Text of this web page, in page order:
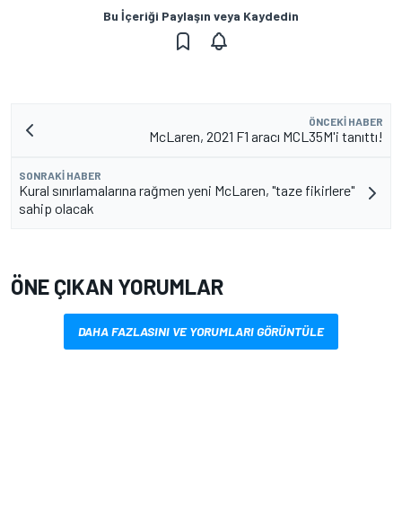
Bu İçeriği Paylaşın veya Kaydedin
ÖNCEKI HABER
McLaren, 2021 F1 aracı MCL35M'i tanıttı!
SONRAKI HABER
Kural sınırlamalarına rağmen yeni McLaren, "taze fikirlere"
sahip olacak
ÖNE ÇIKAN YORUMLAR
DAHA FAZLASINI VE YORUMLARI GÖRÜNTÜLE